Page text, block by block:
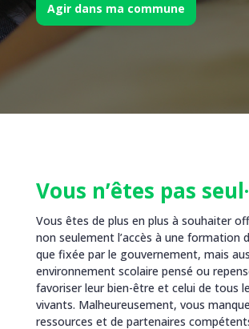
Agir dans ma commune
Vous n’êtes pas
Vous êtes de plus en plus à souhaiter
non seulement l’accès à une formation
que fixée par le gouvernement, mais
environnement scolaire pensé ou
favoriser leur bien-être et celui de tous
vivants. Malheureusement, vous
ressources et de partenaires